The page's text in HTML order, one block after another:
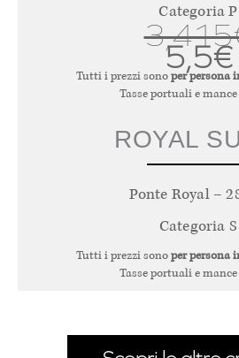
Categoria P
5,5€
Tutti i prezzi sonoper persona
Tasse portuali e
ROYAL
Ponte Royal –
Categoria S
Tutti i prezzi sonoper persona
Tasse portuali e